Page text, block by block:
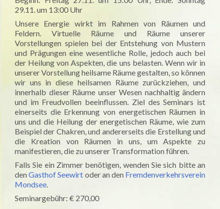
29.11. um 13:00 Uhr
Unsere Energie wirkt im Rahmen von Räumen und
Feldern. Virtuelle Räume und Räume unserer
Vorstellungen spielen bei der Entstehung von Mustern
und Prägungen eine wesentliche Rolle, jedoch auch bei
der Heilung von Aspekten, die uns belasten. Wenn wir in
unserer Vorstellung heilsame Räume gestalten, so können
wir uns in diese heilsamen Räume zurückziehen, und
innerhalb dieser Räume unser Wesen nachhaltig ändern
und im Freudvollen beeinflussen. Ziel des Seminars ist
einerseits die Erkennung von energetischen Räumen in
uns und die Heilung der energetischen Räume, wie zum
Beispiel der Chakren, und andererseits die Erstellung und
die Kreation von Räumen in uns, um Aspekte zu
manifestieren, die zu unserer Transformation führen.
Falls Sie ein Zimmer benötigen, wenden Sie sich bitte an
denGasthof Seewirt oder an den Fremdenverkehrsverein
Mondsee.
Seminargebühr: € 270,00